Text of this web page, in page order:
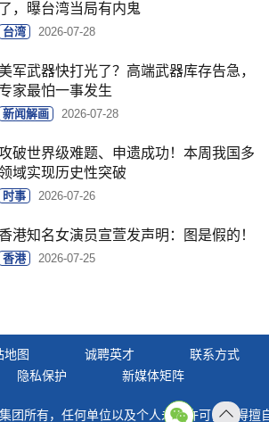
了，曝台湾当局有内鬼
台湾 2026-07-28
军武器快打光了？高端武器库存告急，
家最怕一事发生
新闻解画 2026-07-28
破世界级难题、申遗成功！本周我国多
域实现历史性突破
时事 2026-07-26
香港知名女演员宣萱发声明：图是假的！
香港 2026-07-25
地图 诚聘英才
联系方式
隐私保护 新媒体矩阵
团所有，任何单位以及个人未经许可，不得擅